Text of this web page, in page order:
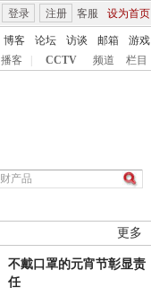
客服 设为首页
登录 注册
博客 论坛 访谈 邮箱
游戏
播客 CCTV 频道 栏目
更多
不戴口罩的元宵节彰显责
任